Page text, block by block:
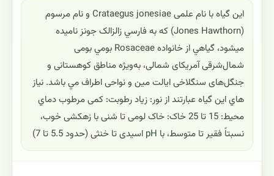
این گیاه با نام علمی Crataegus jonesiae و نام مرسوم
(Jones Hawthorn) که به فارسي زالزالک جونز ناميده
ميشود، گياهي از خانواده Rosaceae بومي بومی
شمال‌شرقی آمریکای شمالی، به‌ویژه مناطق کوهستانی و
جنگل‌های سنگلاخی ایالت مین و نواحی اطراف مي باشد. نياز
هاي اين گياه عبارتند از نور: زیاد رطوبت: کمی مرطوب دماي
محيط: 15 تا 25 خاک: خاک لومی تا شنی با زهکشی خوب،
نسبتاً فقیر تا متوسط، با pH اسیدی تا خنثی (حدود 5.5 تا 7)